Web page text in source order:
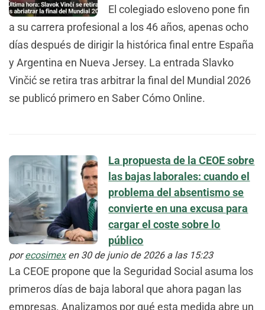
El colegiado esloveno pone fin
a su carrera profesional a los 46 años, apenas ocho
días después de dirigir la histórica final entre España
y Argentina en Nueva Jersey. La entrada Slavko
Vinčić se retira tras arbitrar la final del Mundial 2026
se publicó primero en Saber Cómo Online.
La propuesta de la CEOE sobre
las bajas laborales: cuando el
problema del absentismo se
convierte en una excusa para
cargar el coste sobre lo
público
porecosimexen 30 de junio de 2026 a las 15:23
La CEOE propone que la Seguridad Social asuma los
primeros días de baja laboral que ahora pagan las
empresas. Analizamos por qué esta medida abre un